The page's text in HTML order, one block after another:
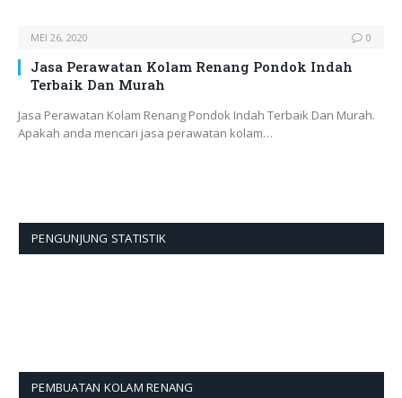
MEI 26, 2020 0
Jasa Perawatan Kolam Renang Pondok Indah
Terbaik Dan Murah
Jasa Perawatan Kolam Renang Pondok Indah Terbaik Dan Murah.
Apakah anda mencari jasa perawatan kolam…
PENGUNJUNG STATISTIK
PEMBUATAN KOLAM RENANG